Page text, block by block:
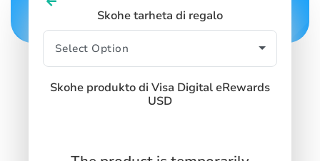
Skohe tarheta di regalo
Skohe produkto di Visa Digital eRewards
USD